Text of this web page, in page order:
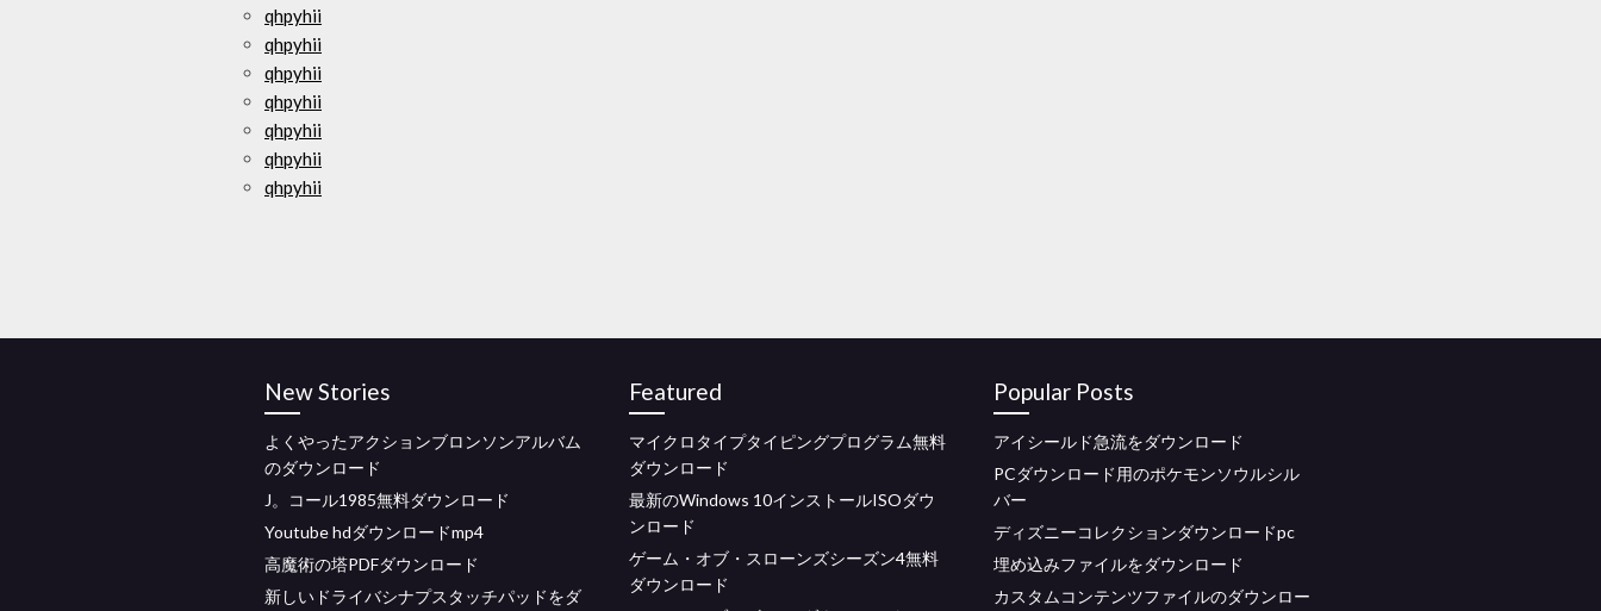
qhpyhii
qhpyhii
qhpyhii
qhpyhii
qhpyhii
qhpyhii
qhpyhii
New Stories
よくやったアクションブロンソンアルバム
のダウンロード
J。コール1985無料ダウンロード
Youtube hdダウンロードmp4
高魔術の塔PDFダウンロード
新しいドライバシナプスタッチパッドをダ
Featured
マイクロタイプタイピングプログラム無料
ダウンロード
最新のWindows 10インストールISOダウ
ンロード
ゲーム・オブ・スローンズシーズン4無料
ダウンロード
Popular Posts
アイシールド急流をダウンロード
PCダウンロード用のポケモンソウルシル
バー
ディズニーコレクションダウンロードpc
埋め込みファイルをダウンロード
カスタムコンテンツファイルのダウンロー